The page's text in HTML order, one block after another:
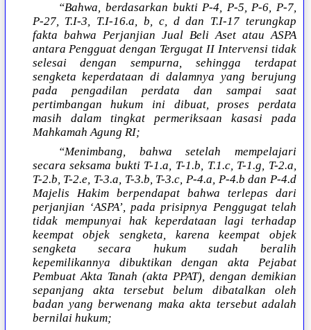
“Bahwa, berdasarkan bukti P-4, P-5, P-6, P-7,
P-27, T.I-3, T.I-16.a, b, c, d dan T.I-17 terungkap
fakta bahwa Perjanjian Jual Beli Aset atau ASPA
antara Pengguat dengan Tergugat II Intervensi tidak
selesai dengan sempurna, sehingga terdapat
sengketa keperdataan di dalamnya yang berujung
pada pengadilan perdata dan sampai saat
pertimbangan hukum ini dibuat, proses perdata
masih dalam tingkat permeriksaan kasasi pada
Mahkamah Agung RI;
“Menimbang, bahwa setelah mempelajari
secara seksama bukti T-1.a, T-1.b, T.1.c, T-1.g, T-2.a,
T-2.b, T-2.e, T-3.a, T-3.b, T-3.c, P-4.a, P-4.b dan P-4.d
Majelis Hakim berpendapat bahwa terlepas dari
perjanjian ‘ASPA’, pada prisipnya Penggugat telah
tidak mempunyai hak keperdataan lagi terhadap
keempat objek sengketa, karena keempat objek
sengketa secara hukum sudah beralih
kepemilikannya dibuktikan dengan akta Pejabat
Pembuat Akta Tanah (akta PPAT), dengan demikian
sepanjang akta tersebut belum dibatalkan oleh
badan yang berwenang maka akta tersebut adalah
bernilai hukum;